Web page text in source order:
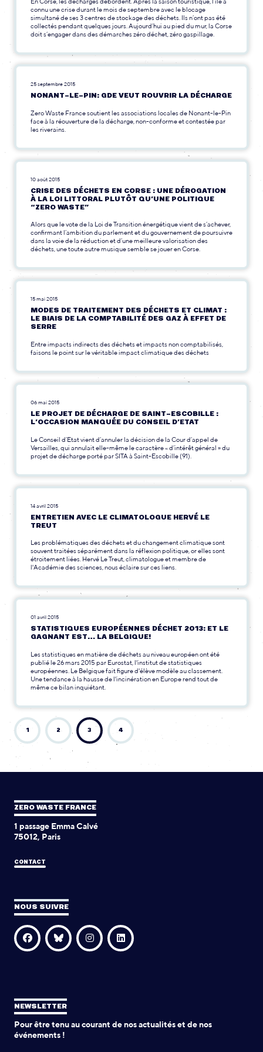
connu une crise durant le mois de septembre avec le blocage
simultané de ses 3 centres de stockage des déchets. Ils n’ont pas été
collectés pendant quelques jours. Aujourd’hui au pied du mur, la Corse
doit s’engager dans des démarches zéro déchet, zéro gaspillage.
25 septembre 2015
NONANT-LE-PIN: GDE VEUT ROUVRIR LA DÉCHARGE
Zero Waste France soutient les associations locales de Nonant-le-Pin
face à la réouverture de la décharge, non-conforme et contestée par
les riverains.
10 août 2015
CRISE DES DÉCHETS EN CORSE : UNE DÉROGATION
À LA LOI LITTORAL PLUTÔT QU’UNE POLITIQUE
“ZERO WASTE”
Alors que le vote de la Loi de Transition énergétique vient de s’achever,
confirmant l’ambition du parlement et du gouvernement de poursuivre
dans la voie de la réduction et d’une meilleure valorisation des
déchets, une toute autre musique semble se jouer en Corse.
15 mai 2015
MODES DE TRAITEMENT DES DÉCHETS ET CLIMAT :
LE BIAIS DE LA COMPTABILITÉ DES GAZ À EFFET DE
SERRE
Entre impacts indirects des déchets et impacts non comptabilisés,
faisons le point sur le véritable impact climatique des déchets
06 mai 2015
LE PROJET DE DÉCHARGE DE SAINT-ESCOBILLE :
L’OCCASION MANQUÉE DU CONSEIL D’ETAT
Le Conseil d’Etat vient d’annuler la décision de la Cour d’appel de
Versailles, qui annulait elle-même le caractère « d’intérêt général » du
projet de décharge porté par SITA à Saint-Escobille (91).
14 avril 2015
ENTRETIEN AVEC LE CLIMATOLOGUE HERVÉ LE
TREUT
Les problématiques des déchets et du changement climatique sont
souvent traitées séparément dans la réflexion politique, or elles sont
étroitement liées. Hervé Le Treut, climatologue et membre de
l'Académie des sciences, nous éclaire sur ces liens.
01 avril 2015
STATISTIQUES EUROPÉENNES DÉCHET 2013: ET LE
GAGNANT EST… LA BELGIQUE!
Les statistiques en matière de déchets au niveau européen ont été
publié le 26 mars 2015 par Eurostat, l'institut de statistiques
européennes. Le Belgique fait figure d'élève modèle au classement.
Une tendance à la hausse de l'incinération en Europe rend tout de
même ce bilan inquiétant.
1 2 3 4
ZERO WASTE FRANCE
1 passage Emma Calvé
75012, Paris
CONTACT
NOUS SUIVRE
NEWSLETTER
Pour être tenu au courant de nos actualités et de nos
événements !